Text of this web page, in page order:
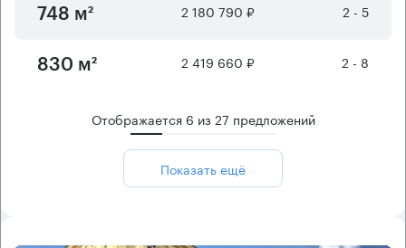
748 м² 2 180 790 ₽ 2 - 5
830 м² 2 419 660 ₽ 2 - 8
Отображается 6 из27 предложений
Показать ещё